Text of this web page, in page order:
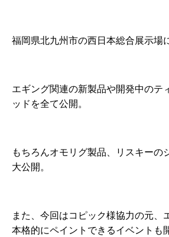
福岡県北九州市の西日本総合展示場
エギング関連の新製品や開発中のテ
ッドを全て公開。
もちろんオモリグ製品、リスキーの
大公開。
また、今回はコピック様協力の元、
本格的にペイントできるイベントも